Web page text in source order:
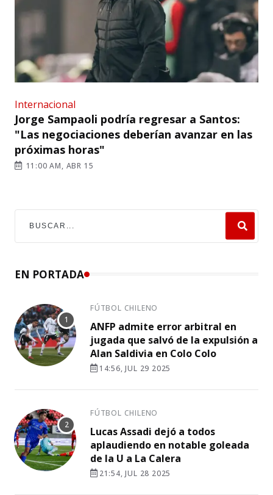
Internacional
Jorge Sampaoli podría regresar a Santos:
"Las negociaciones deberían avanzar en las
próximas horas"
11:00 AM, ABR 15
EN PORTADA
FÚTBOL CHILENO
ANFP admite error arbitral en
jugada que salvó de la expulsión a
Alan Saldivia en Colo Colo
14:56, JUL 29 2025
FÚTBOL CHILENO
Lucas Assadi dejó a todos
aplaudiendo en notable goleada
de la U a La Calera
21:54, JUL 28 2025